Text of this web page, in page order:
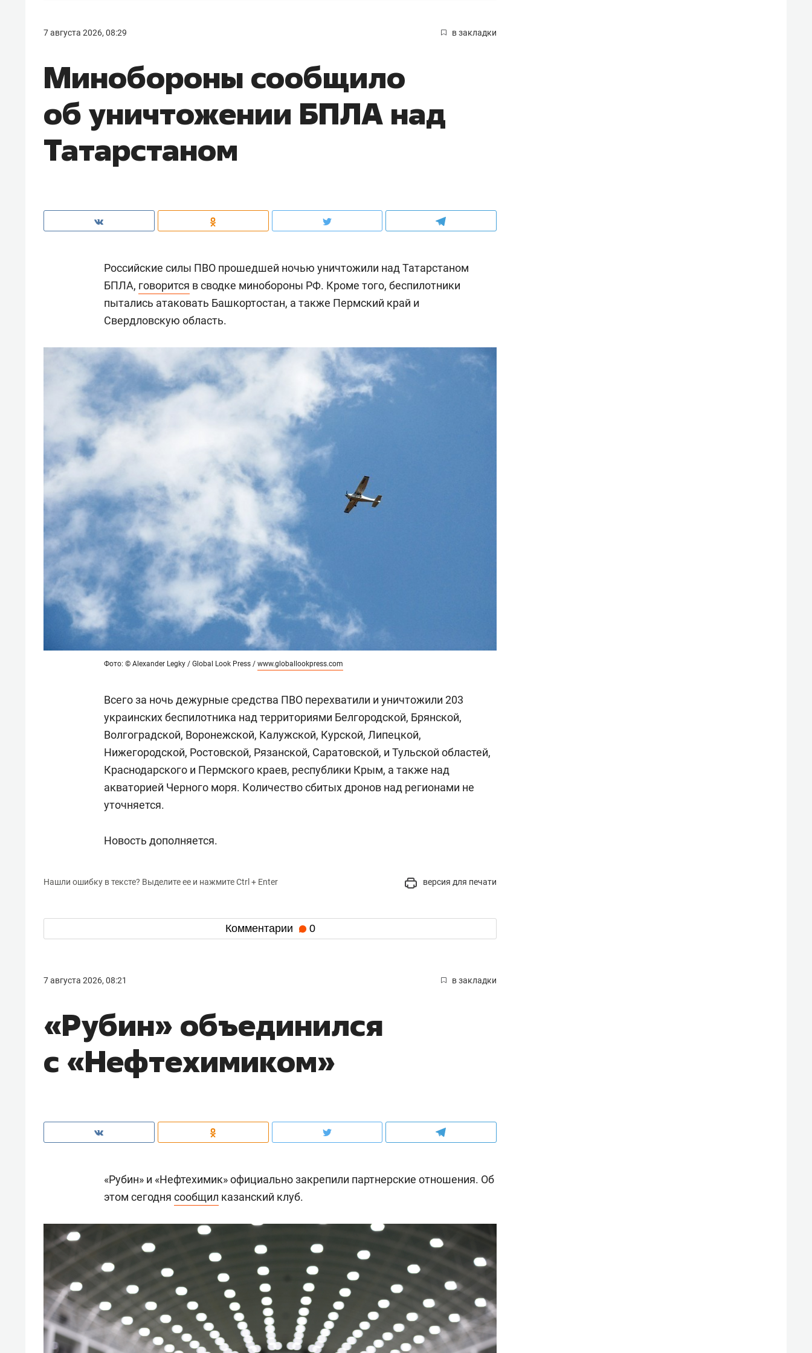
7 августа 2026, 08:29 в закладки
Минобороны сообщило
об уничтожении БПЛА над
Татарстаном
Российские силы ПВО прошедшей ночью уничтожили над Татарстаном
БПЛА, говорится в сводке минобороны РФ. Кроме того, беспилотники
пытались атаковать Башкортостан, а также Пермский край и
Свердловскую область.
Фото: © Alexander Legky / Global Look Press / www.globallookpress.com
Всего за ночь дежурные средства ПВО перехватили и уничтожили 203
украинских беспилотника над территориями Белгородской, Брянской,
Волгоградской, Воронежской, Калужской, Курской, Липецкой,
Нижегородской, Ростовской, Рязанской, Саратовской, и Тульской областей,
Краснодарского и Пермского краев, республики Крым, а также над
акваторией Черного моря. Количество сбитых дронов над регионами не
уточняется.
Новость дополняется.
Нашли ошибку в тексте? Выделите ее и нажмите Ctrl + Enter версия для печати
Комментарии 0
7 августа 2026, 08:21 в закладки
«Рубин» объединился
с «Нефтехимиком»
«Рубин» и «Нефтехимик» официально закрепили партнерские отношения. Об
этом сегодня сообщил казанский клуб.